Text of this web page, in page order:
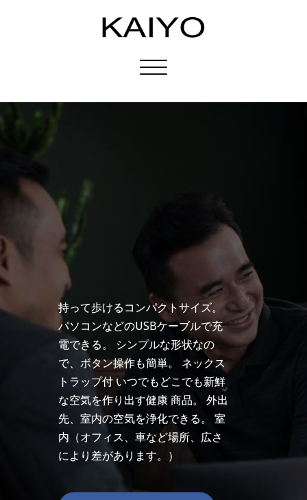
Toggle
持って歩けるコンパクトサイズ。
パソコンなどのUSBケーブルで充
電できる。 シンプルな形状なの
で、ボタン操作も簡単。 ネックス
トラップ付 いつでもどこでも新鮮
な空気を作り出す健康 商品。 外出
先、室内の空気を浄化できる。 室
内（オフィス、車など場所、広さ
により差があります。）